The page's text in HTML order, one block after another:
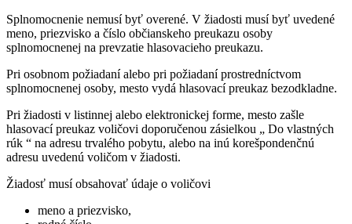
Splnomocnenie nemusí byť overené. V žiadosti musí byť uvedené
meno, priezvisko a číslo občianskeho preukazu osoby
splnomocnenej na prevzatie hlasovacieho preukazu.
Pri osobnom požiadaní alebo pri požiadaní prostredníctvom
splnomocnenej osoby, mesto vydá hlasovací preukaz bezodkladne.
Pri žiadosti v listinnej alebo elektronickej forme, mesto zašle
hlasovací preukaz voličovi doporučenou zásielkou „ Do vlastných
rúk “ na adresu trvalého pobytu, alebo na inú korešpondenčnú
adresu uvedenú voličom v žiadosti.
Žiadosť musí obsahovať údaje o voličovi
meno a priezvisko,